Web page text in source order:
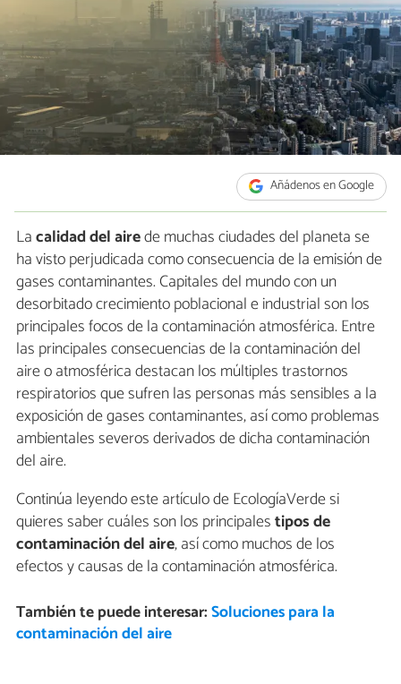
Añádenos en Google
Lacalidad del airede muchas ciudades del planeta se
ha visto perjudicada como consecuencia de la emisión de
gases contaminantes. Capitales del mundo con un
desorbitado crecimiento poblacional e industrial son los
principales focos de la contaminación atmosférica. Entre
las principales consecuencias de la contaminación del
aire o atmosférica destacan los múltiples trastornos
respiratorios que sufren las personas más sensibles a la
exposición de gases contaminantes, así como problemas
ambientales severos derivados de dicha contaminación
del aire.
Continúa leyendo este artículo de EcologíaVerde si
quieres saber cuáles son los principalestipos de
contaminación del aire, así como muchos de los
efectos y causas de la contaminación atmosférica.
También te puede interesar:Soluciones para la
contaminación del aire